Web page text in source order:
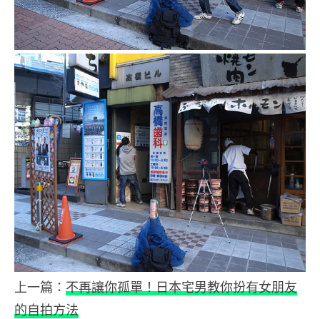
上一篇： 不再讓你孤單！日本宅男教你扮有女朋友
的自拍方法